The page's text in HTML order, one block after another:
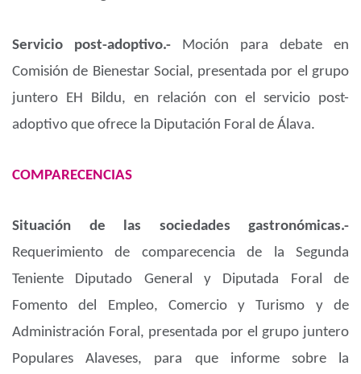
Servicio post-adoptivo.- Moción para debate en
Comisión de Bienestar Social, presentada por el grupo
juntero EH Bildu, en relación con el servicio post-
adoptivo que ofrece la Diputación Foral de Álava.
COMPARECENCIAS
Situación de las sociedades gastronómicas.-
Requerimiento de comparecencia de la Segunda
Teniente Diputado General y Diputada Foral de
Fomento del Empleo, Comercio y Turismo y de
Administración Foral, presentada por el grupo juntero
Populares Alaveses, para que informe sobre la